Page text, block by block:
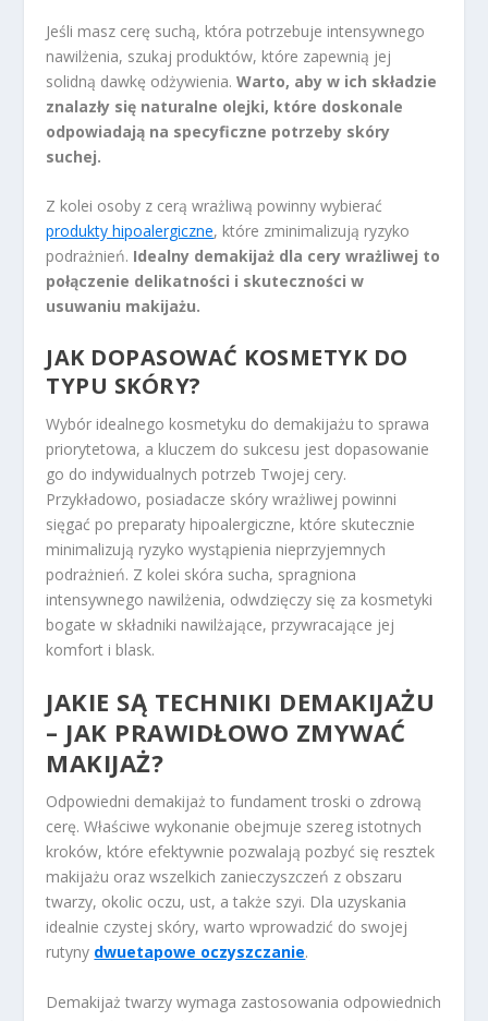
Jeśli masz cerę suchą, która potrzebuje intensywnego
nawilżenia, szukaj produktów, które zapewnią jej
solidną dawkę odżywienia.Warto, aby w ich składzie
znalazły się naturalne olejki, które doskonale
odpowiadają na specyficzne potrzeby skóry
suchej.
Z kolei osoby z cerą wrażliwą powinny wybierać
produkty hipoalergiczne, które zminimalizują ryzyko
podrażnień. Idealny demakijaż dla cery wrażliwej to
połączenie delikatności i skuteczności w
usuwaniu makijażu.
JAK DOPASOWAĆ KOSMETYK DO
TYPU SKÓRY?
Wybór idealnego kosmetyku do demakijażu to sprawa
priorytetowa, a kluczem do sukcesu jest dopasowanie
go do indywidualnych potrzeb Twojej cery.
Przykładowo, posiadacze skóry wrażliwej powinni
sięgać po preparaty hipoalergiczne, które skutecznie
minimalizują ryzyko wystąpienia nieprzyjemnych
podrażnień. Z kolei skóra sucha, spragniona
intensywnego nawilżenia, odwdzięczy się za kosmetyki
bogate w składniki nawilżające, przywracające jej
komfort i blask.
JAKIE SĄ TECHNIKI DEMAKIJAŻU
– JAK PRAWIDŁOWO ZMYWAĆ
MAKIJAŻ?
Odpowiedni demakijaż to fundament troski o zdrową
cerę. Właściwe wykonanie obejmuje szereg istotnych
kroków, które efektywnie pozwalają pozbyć się resztek
makijażu oraz wszelkich zanieczyszczeń z obszaru
twarzy, okolic oczu, ust, a także szyi. Dla uzyskania
idealnie czystej skóry, warto wprowadzić do swojej
rutyny dwuetapowe oczyszczanie.
Demakijaż twarzy wymaga zastosowania odpowiednich